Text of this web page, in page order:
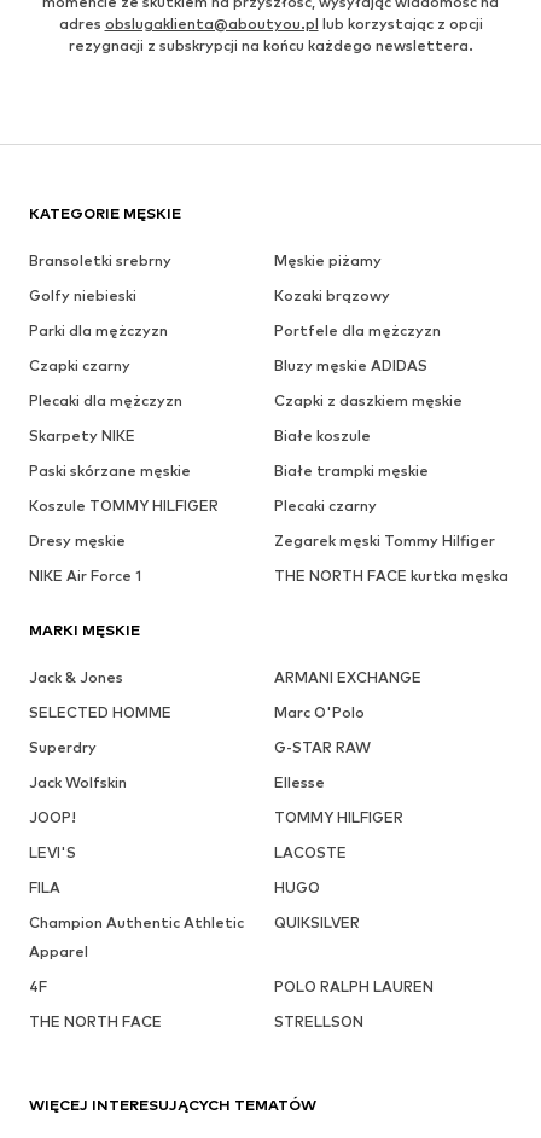
adres obslugaklienta@aboutyou.pl lub korzystając z opcji
rezygnacji z subskrypcji na końcu każdego newslettera.
KATEGORIE MĘSKIE
Bransoletki srebrny
Męskie piżamy
Golfy niebieski
Kozaki brązowy
Parki dla mężczyzn
Portfele dla mężczyzn
Czapki czarny
Bluzy męskie ADIDAS
Plecaki dla mężczyzn
Czapki z daszkiem męskie
Skarpety NIKE
Białe koszule
Paski skórzane męskie
Białe trampki męskie
Koszule TOMMY HILFIGER
Plecaki czarny
Dresy męskie
Zegarek męski Tommy Hilfiger
NIKE Air Force 1
THE NORTH FACE kurtka męska
MARKI MĘSKIE
Jack & Jones
ARMANI EXCHANGE
SELECTED HOMME
Marc O'Polo
Superdry
G-STAR RAW
Jack Wolfskin
Ellesse
JOOP!
TOMMY HILFIGER
LEVI'S
LACOSTE
FILA
HUGO
Champion Authentic Athletic
Apparel
QUIKSILVER
4F
POLO RALPH LAUREN
THE NORTH FACE
STRELLSON
WIĘCEJ INTERESUJĄCYCH TEMATÓW